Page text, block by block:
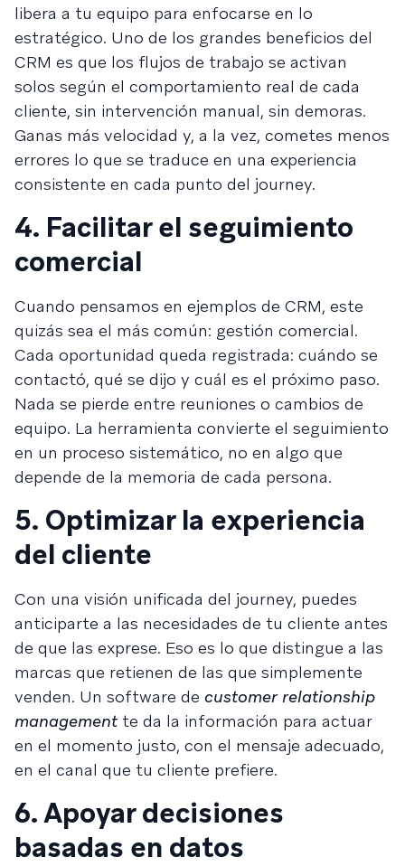
libera a tu equipo para enfocarse en lo
estratégico. Uno de los grandes beneficios del
CRM es que los flujos de trabajo se activan
solos según el comportamiento real de cada
cliente, sin intervención manual, sin demoras.
Ganas más velocidad y, a la vez, cometes menos
errores lo que se traduce en una experiencia
consistente en cada punto del journey.
4. Facilitar el seguimiento
comercial
Cuando pensamos en ejemplos de CRM, este
quizás sea el más común: gestión comercial.
Cada oportunidad queda registrada: cuándo se
contactó, qué se dijo y cuál es el próximo paso.
Nada se pierde entre reuniones o cambios de
equipo. La herramienta convierte el seguimiento
en un proceso sistemático, no en algo que
depende de la memoria de cada persona.
5. Optimizar la experiencia
del cliente
Con una visión unificada del journey, puedes
anticiparte a las necesidades de tu cliente antes
de que las exprese. Eso es lo que distingue a las
marcas que retienen de las que simplemente
venden. Un software de customer relationship
management te da la información para actuar
en el momento justo, con el mensaje adecuado,
en el canal que tu cliente prefiere.
6. Apoyar decisiones
basadas en datos